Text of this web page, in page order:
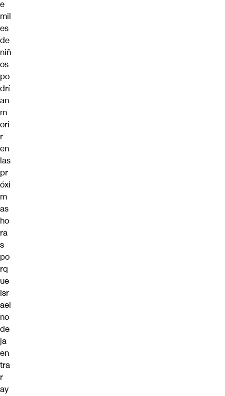
e
mil
es
de
niñ
os
po
drí
an
m
ori
r
en
las
pr
óxi
m
as
ho
ra
s
po
rq
ue
Isr
ael
no
de
ja
en
tra
r
ay